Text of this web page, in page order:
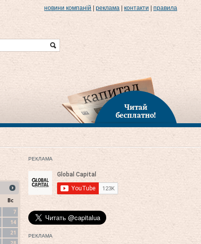
новини компаній реклама контакти правила
Читай
бесплатно!
Вс
7
14
21
РЕКЛАМА
РЕКЛАМА